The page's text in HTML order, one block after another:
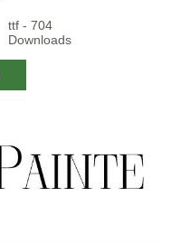
ttf - 704
Downloads